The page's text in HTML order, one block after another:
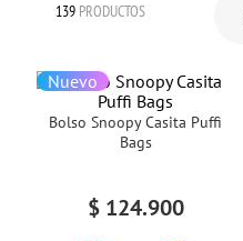
139 PRODUCTOS
Nuevo
Bolso Snoopy Casita Puffi
Bags
$ 124.900